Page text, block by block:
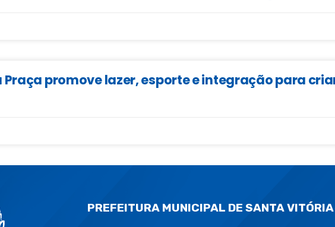
Praça promove lazer, esporte e integração para
PREFEITURA MUNICIPAL DE SANTA VITÓRIA